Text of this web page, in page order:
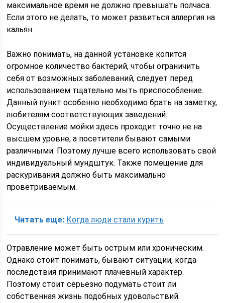
максимальное время не должно превышать полчаса.
Если этого не делать, то может развиться аллергия на
кальян.
Важно понимать, на данной установке копится
огромное количество бактерий, чтобы ограничить
себя от возможных заболеваний, следует перед
использованием тщательно мыть приспособление.
Данный пункт особенно необходимо брать на заметку,
любителям соответствующих заведений.
Осуществление мойки здесь проходит точно не на
высшем уровне, а посетители бывают самыми
различными. Поэтому лучше всего использовать свой
индивидуальный мундштук. Также помещение для
раскуривания должно быть максимально
проветриваемым.
Читать еще: Когда люди стали курить
Отравление может быть острым или хроническим.
Однако стоит понимать, бывают ситуации, когда
последствия принимают плачевный характер.
Поэтому стоит серьезно подумать стоит ли
собственная жизнь подобных удовольствий.